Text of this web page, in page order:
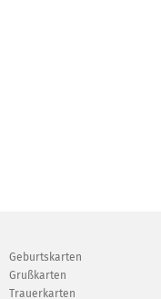
Geburtskarten
Grußkarten
Trauerkarten